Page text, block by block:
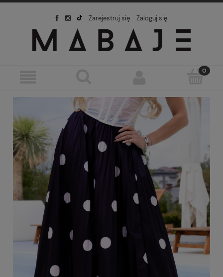
Zarejestruj się Zaloguj się